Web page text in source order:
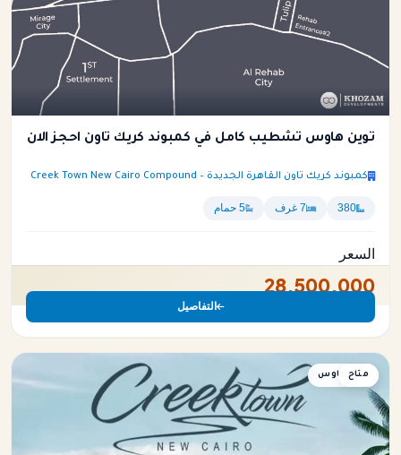
توين هاوس تشطيب كامل في كمبوند كريك تاون احجز الان
كمبوند كريك تاون القاهرة الجديدة – Creek Town New Cairo Compound
380 7 غرف 5 حمام
السعر
28,500,000
التفاصيل
توين هاوس
متاح